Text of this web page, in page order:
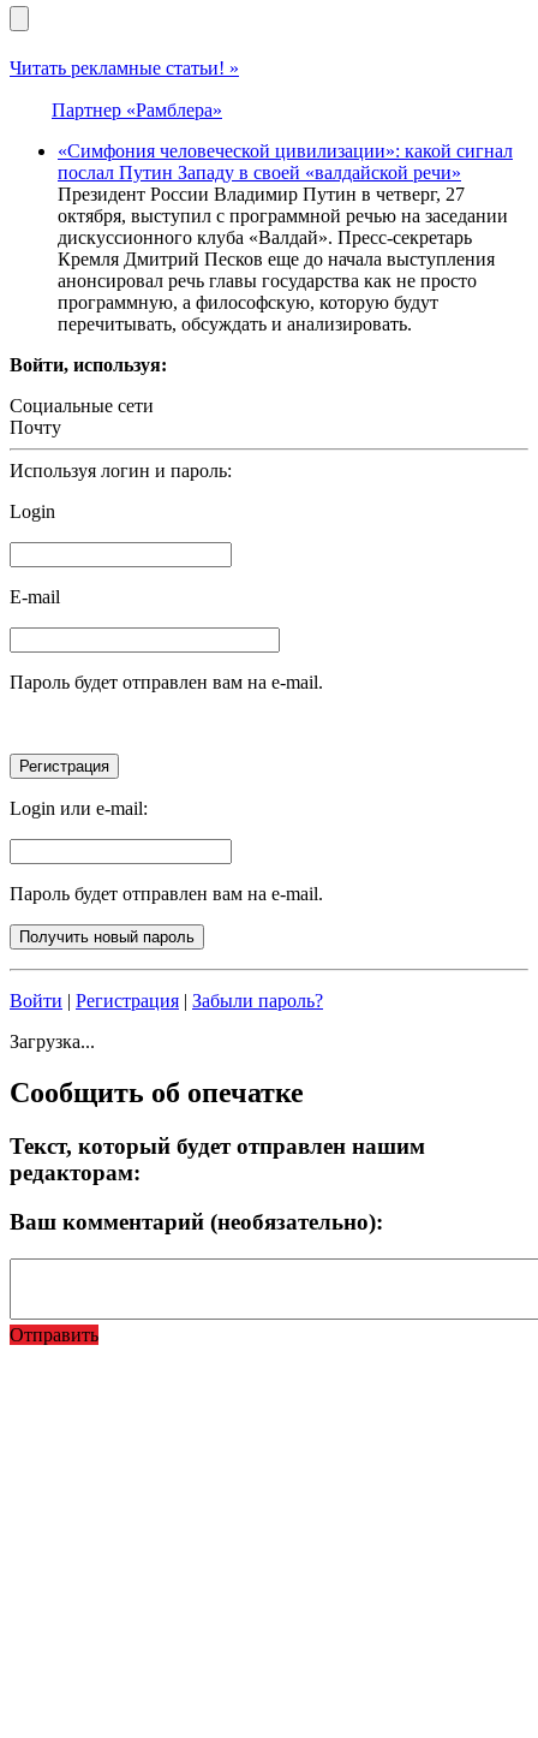
Читать рекламные статьи! »
Партнер «Рамблера»
«Симфония человеческой цивилизации»: какой сигнал
послал Путин Западу в своей «валдайской речи»
Президент России Владимир Путин в четверг, 27
октября, выступил с программной речью на заседании
дискуссионного клуба «Валдай». Пресс-секретарь
Кремля Дмитрий Песков еще до начала выступления
анонсировал речь главы государства как не просто
программную, а философскую, которую будут
перечитывать, обсуждать и анализировать.
Войти, используя:
Социальные сети
Почту
Используя логин и пароль:
Login
E-mail
Пароль будет отправлен вам на e-mail.
Login или e-mail:
Пароль будет отправлен вам на e-mail.
Войти | Регистрация | Забыли пароль?
Загрузка...
Сообщить об опечатке
Текст, который будет отправлен нашим
редакторам:
Ваш комментарий (необязательно):
Отправить